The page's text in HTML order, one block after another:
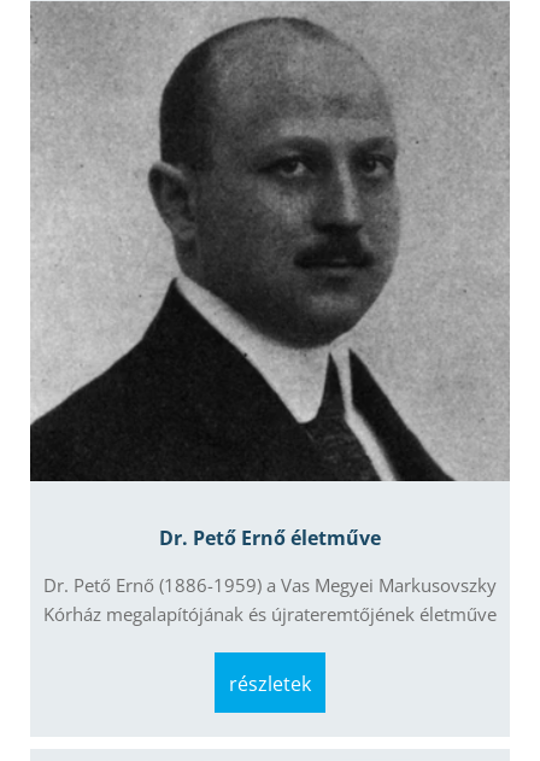
Dr. Pető Ernő életműve
Dr. Pető Ernő (1886-1959) a Vas Megyei Markusovszky
Kórház megalapítójának és újrateremtőjének életműve
részletek